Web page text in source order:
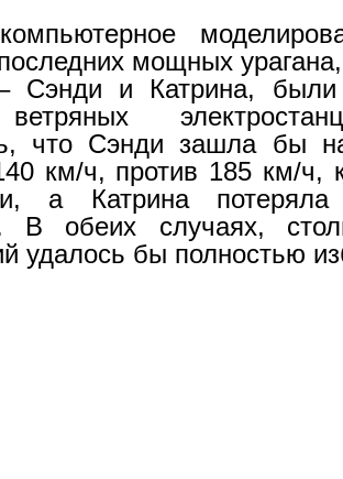
мощных
и Катрина, были
что Сэнди зашла бы
км/ч, против 185 км/ч,
а Катрина
В обеих случаях,
удалось бы полностью